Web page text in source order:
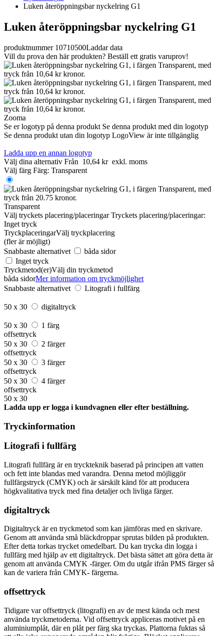
Luken återöppningsbar nyckelring G1
Luken återöppningsbar nyckelring G1
produktnummer 10710500Laddar data
Vill du prova den här produkten? Beställ ett gratis varuprov!
Zooma
Se er logotyp på denna produkt Se denna produkt med din logotyp
Se denna produkt utan din logotyp LogoView är inte tillgänglig
Ladda upp en annan logotyp
Välj dina alternativ Från 10,64 kr exkl. moms
Välj färg Färg: Transparent
Transparent
Välj tryckets placering/placeringar Tryckets placering/placeringar:
Inget tryck
TryckplaceringarVälj tryckplacering
(fler är möjligt)
Snabbaste alternativet
båda sidor
Inget tryck
Tryckmetod(er)Välj din tryckmetod
båda sidorMer information om tryckmöjlighet
Snabbaste alternativet
Litografi i fullfärg
50 x 30 digitaltryck
50 x 30
1 färg
offsettryck
50 x 30
2 färger
offsettryck
50 x 30
3 färger
offsettryck
50 x 30
4 färger
offsettryck
50 x 30
Ladda upp er logga i kundvagnen eller efter beställning.
Tryckinformation
Litografi i fullfärg
Litografi fullfärg är en tryckteknik baserad på principen att vatten
och fett inte blandas med varandra. Denna metod möjliggör
fullfärgstryck (CMYK) och är särskilt känd för att producera
högkvalitativa tryck med fina detaljer och livliga färger.
digitaltryck
Digitaltryck är en tryckmetod som kan jämföras med en skrivare.
Genom att använda små bläckdroppar sprutas bilden på produkten.
Efter detta torkas trycket omedelbart. Du kan trycka din logga i
fullfärg med hjälp av ett digitaltryck. Det bästa sättet att göra detta är
genom att använda CMYK -färger. Om du utgår ifrån PMS färger så
kan de variera från CMYK- färgerna.
offsettryck
Tidigare var offsettryck (litografi) en av de mest kända och mest
använda tryckmetoderna. Vid offsettryck appliceras motivet på en
aluminiumplåt, där en plåt per färg ska tryckas. Plattorna fuktas så